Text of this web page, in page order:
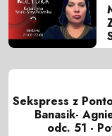
Sekspress z
Banasik-
odc. 51 -